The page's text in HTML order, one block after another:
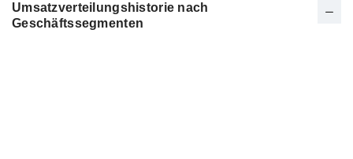
Umsatzverteilungshistorie nach
Geschäftssegmenten